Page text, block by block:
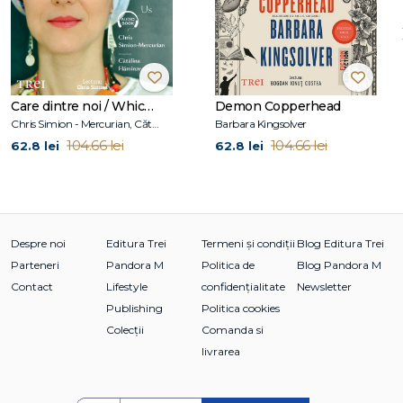
opere de artă. El País
Care dintre noi / Which One of Us
62.8 lei 104.66 lei
Demon Copperhead
Barbara Kingsolver
62.8 lei 104.66 lei
Despre noi
Parteneri
Contact
Editura Trei
Pandora M
Lifestyle
Publishing
Colecții
Termeni și condiții
Politica de
confidențialitate
Politica cookies
Comanda si
livrarea
Blog Editura Trei
Blog Pandora M
Newsletter